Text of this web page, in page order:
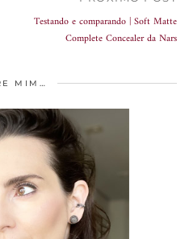
Testando e comparando | Soft Matte
Complete Concealer da Nars
MIM…